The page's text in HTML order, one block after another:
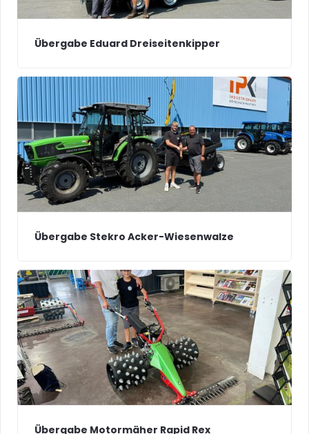
Übergabe Eduard Dreiseitenkipper
Übergabe Stekro Acker-Wiesenwalze
Übergabe Motormäher Rapid Rex